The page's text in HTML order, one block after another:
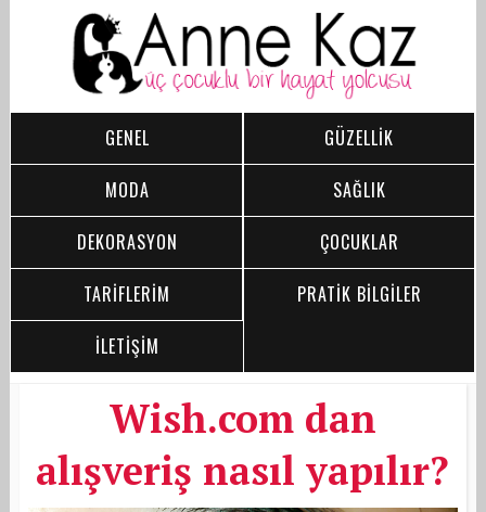
GENEL
GÜZELLİK
MODA
SAĞLIK
DEKORASYON
ÇOCUKLAR
TARİFLERİM
PRATİK BİLGİLER
İLETİŞİM
Wish.com dan
alışveriş nasıl yapılır?